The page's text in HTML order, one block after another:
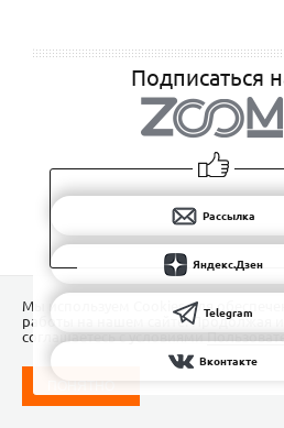
Подписаться
Рассылка
Яндекс.Дзен
Telegram
Вконтакте
Мы используем Сookies для
работы на нашем сайте. Продолжая
соглашаетесь с условиями
ПОНЯТНО